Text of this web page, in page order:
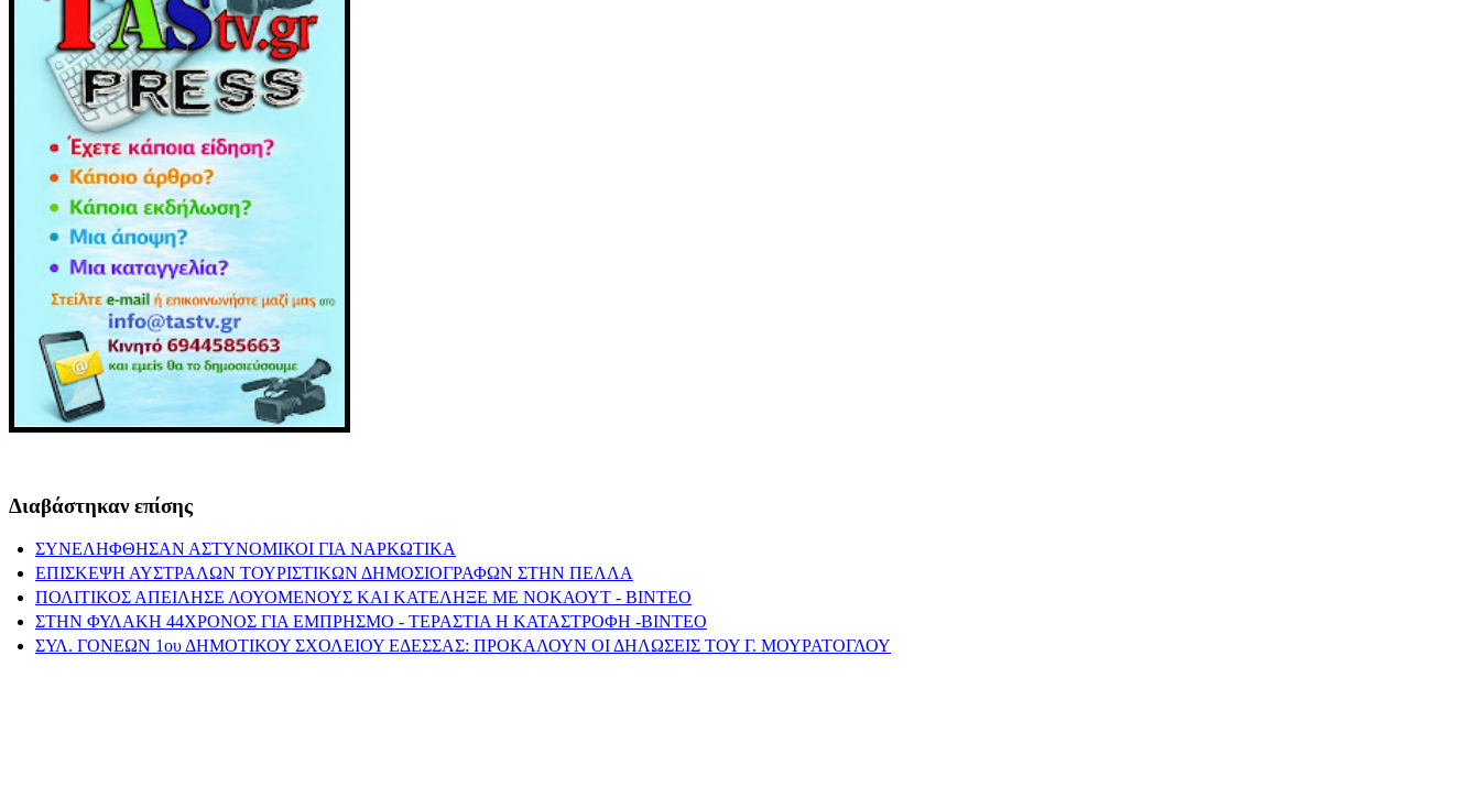
Διαβάστηκαν επίσης
ΣΥΝΕΛΗΦΘΗΣΑΝ ΑΣΤΥΝΟΜΙΚΟΙ ΓΙΑ ΝΑΡΚΩΤΙΚΑ
ΕΠΙΣΚΕΨΗ ΑΥΣΤΡΑΛΩΝ ΤΟΥΡΙΣΤΙΚΩΝ ΔΗΜΟΣΙΟΓΡΑΦΩΝ ΣΤΗΝ ΠΕΛΛΑ
ΠΟΛΙΤΙΚΟΣ ΑΠΕΙΛΗΣΕ ΛΟΥΟΜΕΝΟΥΣ ΚΑΙ ΚΑΤΕΛΗΞΕ ΜΕ ΝΟΚΑΟΥΤ - ΒΙΝΤΕΟ
ΣΤΗΝ ΦΥΛΑΚΗ 44ΧΡΟΝΟΣ ΓΙΑ ΕΜΠΡΗΣΜΟ - ΤΕΡΑΣΤΙΑ Η ΚΑΤΑΣΤΡΟΦΗ -ΒΙΝΤΕΟ
ΣΥΛ. ΓΟΝΕΩΝ 1ου ΔΗΜΟΤΙΚΟΥ ΣΧΟΛΕΙΟΥ ΕΔΕΣΣΑΣ: ΠΡΟΚΑΛΟΥΝ ΟΙ ΔΗΛΩΣΕΙΣ ΤΟΥ Γ. ΜΟΥΡΑΤΟΓΛΟΥ